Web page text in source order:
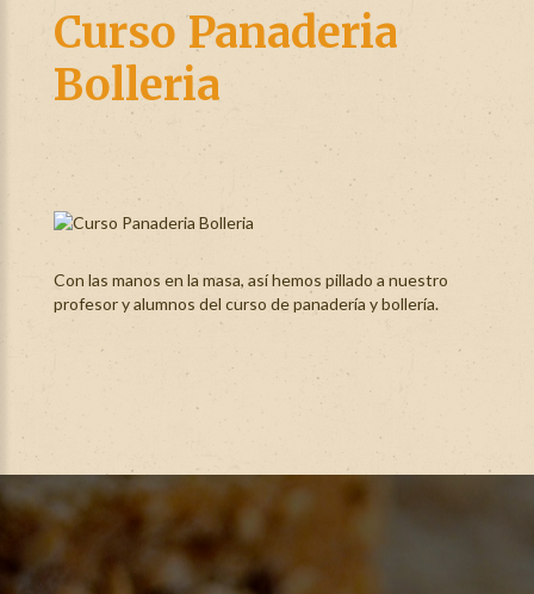
Curso Panaderia
Bolleria
Con las manos en la masa, así hemos pillado a nuestro
profesor y alumnos del curso de panadería y bollería.